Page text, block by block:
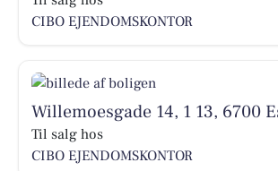
CIBO EJENDOMSKONTOR
Willemoesgade 14, 1 13, 6700
Til salg hos
CIBO EJENDOMSKONTOR